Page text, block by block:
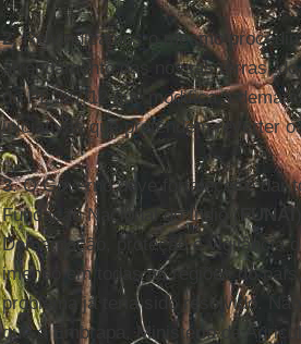
2. Reivindicamos o mesmo
arrendamento das nossas terras,
do PL 227/12 que modifica a
iniciativas que pretendem reverter
3. O Governo deve fortalecer e dar
Fundação Nacional do Índio ( FUNAI
Demarcação, proteção e vigilância
imenso em todas as regiões do
problema já teria sido resolvido.
que a Embrapa, Ministério da